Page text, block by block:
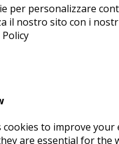
per personalizzare
il nostro sito con i
cookies to improve
are essential for the